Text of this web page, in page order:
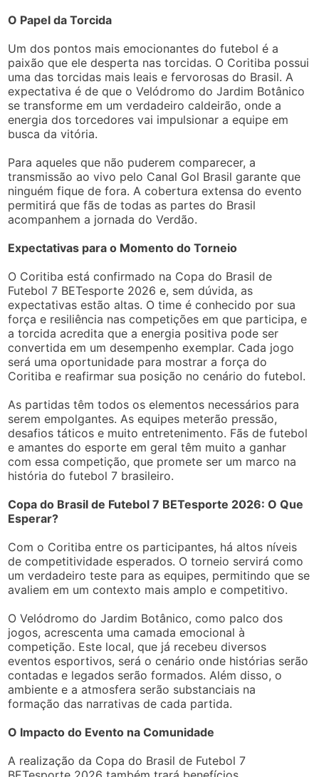
O Papel da Torcida
Um dos pontos mais emocionantes do futebol é a
paixão que ele desperta nas torcidas. O Coritiba possui
uma das torcidas mais leais e fervorosas do Brasil. A
expectativa é de que o Velódromo do Jardim Botânico
se transforme em um verdadeiro caldeirão, onde a
energia dos torcedores vai impulsionar a equipe em
busca da vitória.
Para aqueles que não puderem comparecer, a
transmissão ao vivo pelo Canal Gol Brasil garante que
ninguém fique de fora. A cobertura extensa do evento
permitirá que fãs de todas as partes do Brasil
acompanhem a jornada do Verdão.
Expectativas para o Momento do Torneio
O Coritiba está confirmado na Copa do Brasil de
Futebol 7 BETesporte 2026 e, sem dúvida, as
expectativas estão altas. O time é conhecido por sua
força e resiliência nas competições em que participa, e
a torcida acredita que a energia positiva pode ser
convertida em um desempenho exemplar. Cada jogo
será uma oportunidade para mostrar a força do
Coritiba e reafirmar sua posição no cenário do futebol.
As partidas têm todos os elementos necessários para
serem empolgantes. As equipes meterão pressão,
desafios táticos e muito entretenimento. Fãs de futebol
e amantes do esporte em geral têm muito a ganhar
com essa competição, que promete ser um marco na
história do futebol 7 brasileiro.
Copa do Brasil de Futebol 7 BETesporte 2026: O Que
Esperar?
Com o Coritiba entre os participantes, há altos níveis
de competitividade esperados. O torneio servirá como
um verdadeiro teste para as equipes, permitindo que se
avaliem em um contexto mais amplo e competitivo.
O Velódromo do Jardim Botânico, como palco dos
jogos, acrescenta uma camada emocional à
competição. Este local, que já recebeu diversos
eventos esportivos, será o cenário onde histórias serão
contadas e legados serão formados. Além disso, o
ambiente e a atmosfera serão substanciais na
formação das narrativas de cada partida.
O Impacto do Evento na Comunidade
A realização da Copa do Brasil de Futebol 7